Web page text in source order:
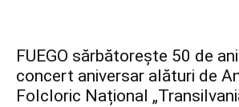
FUEGO sărbătorește 50 de
concert aniversar alături de
Folcloric Național